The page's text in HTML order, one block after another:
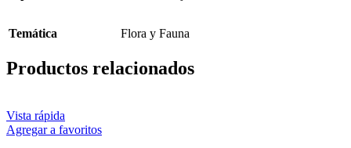
Temática Flora y Fauna
Productos relacionados
Vista rápida
Agregar a favoritos